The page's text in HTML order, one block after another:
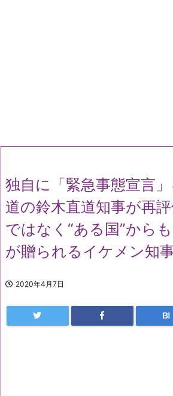
独自に「緊急事態宣言
道の鈴木直道知事が再
ではなく“ある国”からも
が贈られるイケメン知
2020年4月7日
B!